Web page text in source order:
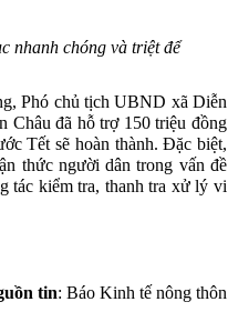
nhanh chóng và triệt để
Phó chủ tịch UBND xã Diễn
đã hỗ trợ 150 triệu đồng
Tết sẽ hoàn thành. Đặc biệt,
thức người dân trong vấn đề
tác kiểm tra, thanh tra xử lý vi
tin: Báo Kinh tế nông thôn